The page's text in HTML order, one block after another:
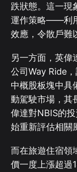
跌狀態。這一現
運作策略——利
效應，令散戶難
另一方面，英偉
公司Way Ride
中概股板塊中具
動駕駛市場，其
偉達對NBIS的
始重新評估相關
而在旅遊住宿領
價一度上漲超過